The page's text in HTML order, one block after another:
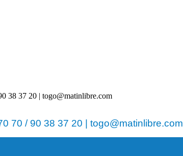
38 37 20 | togo@matinlibre.com
70 / 90 38 37 20 | togo@matinlibre.com